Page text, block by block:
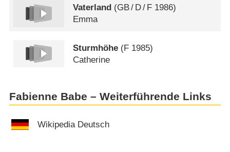
Vaterland (GB/ D/ F 1986)
Emma
Sturmhöhe (F 1985)
Catherine
Fabienne Babe – Weiterführende Links
Wikipedia Deutsch